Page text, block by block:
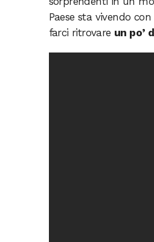
Paese sta vivendo
farci ritrovare un po’